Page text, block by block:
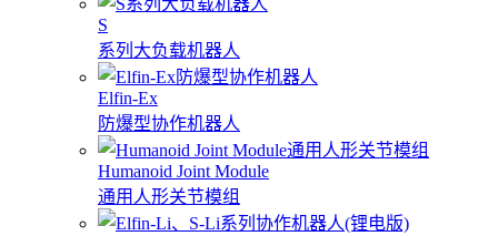
S
系列大负载机器人
Elfin-Ex
防爆型协作机器人
Humanoid Joint Module
通用人形关节模组